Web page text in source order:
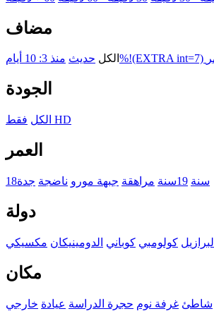
مضاف
الكل حديث منذ 3: 10 أيام%!(EXTRA int=7)
الجودة
الكل فقط HD
العمر
18سنة 19سنة مراهقة جبهة مورو ناضجة جدة
دولة
البرازيل كولومبي كوباني الدومينيكان مكسيكي
مكان
شاطئ غرفة نوم حجرة الدراسة عيادة خارجي